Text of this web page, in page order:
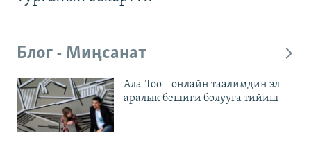
Блог - Миңсанат
Ала-Тоо – онлайн таалимдин эл
аралык бешиги болууга тийиш